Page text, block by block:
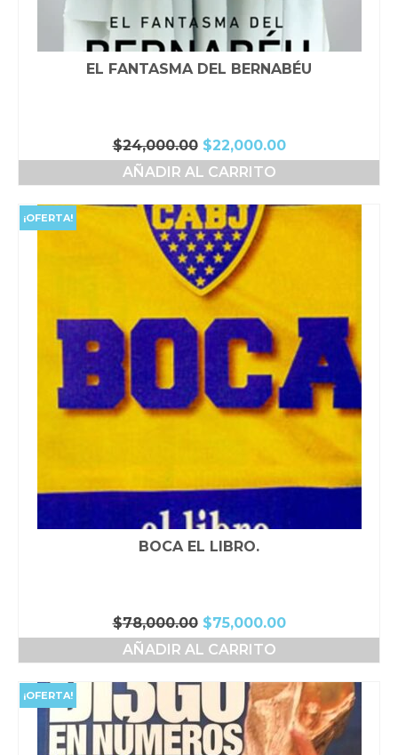
EL FANTASMA DEL BERNABÉU
$24,000.00 El
precio
original
$24,000.00.
$22,000.00El
precio
$22,000.00.
AÑADIR AL CARRITO
¡OFERTA!
BOCA EL LIBRO.
$78,000.00 El
precio
original
$78,000.00.
$75,000.00El
precio
$75,000.00.
AÑADIR AL CARRITO
¡OFERTA!